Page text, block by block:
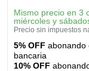
Mismo precio en 3
miércoles y
Precio sin impuestos
5% OFF abonando
bancaria
10% OFF